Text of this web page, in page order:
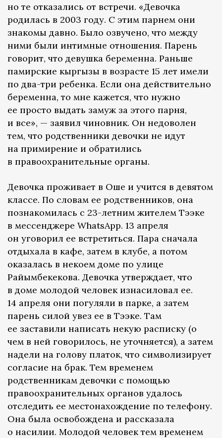
но те отказались от встречи. «Девочка
родилась в 2003 году. С этим парнем они
знакомы давно. Было озвучено, что между
ними были интимные отношения. Парень
говорит, что девушка беременна. Раньше
памирские кыргызы в возрасте 15 лет имели
по два-три ребенка. Если она действительно
беременна, то мне кажется, что нужно
ее просто выдать замуж за этого парня,
и все», — заявил чиновник. Он недоволен
тем, что родственники девочки не идут
на примирение и обратились
в правоохранительные органы.
Девочка проживает в Оше и учится в девятом
классе. По словам ее родственников, она
познакомилась с 23-летним жителем Тээке
в мессенджере WhatsApp. 13 апреля
он уговорил ее встретиться. Пара сначала
отдыхала в кафе, затем в клубе, а потом
оказалась в некоем доме по улице
Райымбекекова. Девочка утверждает, что
в доме молодой человек изнасиловал ее.
14 апреля они погуляли в парке, а затем
парень силой увез ее в Тээке. Там
ее заставили написать некую расписку (о
чем в ней говорилось, не уточняется), а затем
надели на голову платок, что символизирует
согласие на брак. Тем временем
родственникам девочки с помощью
правоохранительных органов удалось
отследить ее местонахождение по телефону.
Она была освобождена и рассказала
о насилии. Молодой человек тем временем